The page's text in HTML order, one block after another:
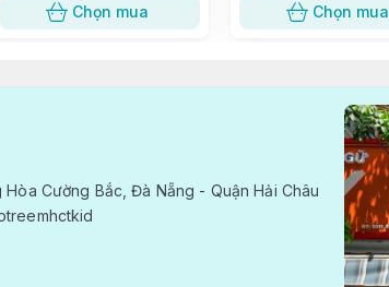
Chọn mua Chọn mua
Hòa Cường Bắc, Đà Nẵng - Quận Hải Châu